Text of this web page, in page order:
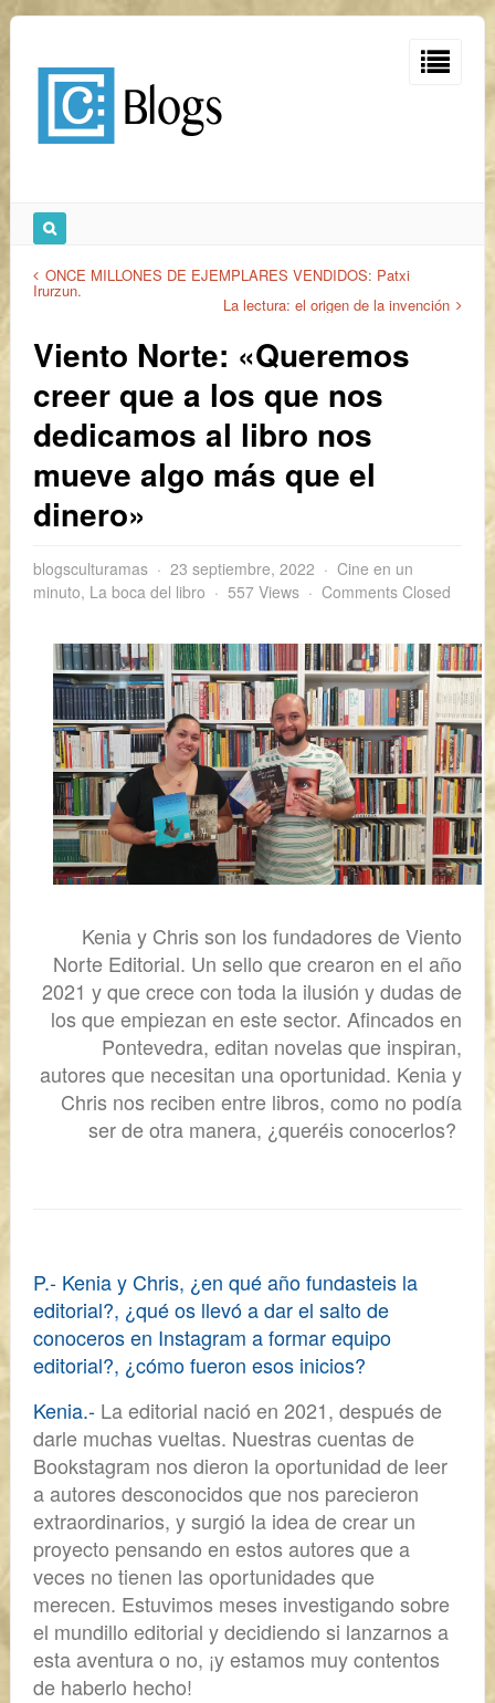
ONCE MILLONES DE EJEMPLARES VENDIDOS: Patxi
Irurzun.
La lectura: el origen de la invención
Viento Norte: «Queremos
creer que a los que nos
dedicamos al libro nos
mueve algo más que el
dinero»
blogsculturamas 23 septiembre, 2022
Cine en un
minuto, La boca del libro 557 Views Comments Closed
Kenia y Chris son los fundadores de Viento
Norte Editorial. Un sello que crearon en el año
2021 y que crece con toda la ilusión y dudas de
los que empiezan en este sector. Afincados en
Pontevedra, editan novelas que inspiran,
autores que necesitan una oportunidad. Kenia y
Chris nos reciben entre libros, como no podía
ser de otra manera, ¿queréis conocerlos?
P.- Kenia y Chris, ¿en qué año fundasteis la
editorial?, ¿qué os llevó a dar el salto de
conoceros en Instagram a formar equipo
editorial?, ¿cómo fueron esos inicios?
Kenia.- La editorial nació en 2021, después de
darle muchas vueltas. Nuestras cuentas de
Bookstagram nos dieron la oportunidad de leer
a autores desconocidos que nos parecieron
extraordinarios, y surgió la idea de crear un
proyecto pensando en estos autores que a
veces no tienen las oportunidades que
merecen. Estuvimos meses investigando sobre
el mundillo editorial y decidiendo si lanzarnos a
esta aventura o no, ¡y estamos muy contentos
de haberlo hecho!